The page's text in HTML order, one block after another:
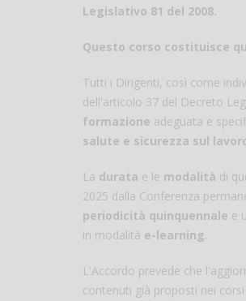
Legislativo 81 del 2008.
Questo corso costituisce
Tutti i Dirigenti, così come
dell'articolo 37 del Decreto
formazione adeguata e
salute e sicurezza sul
La durata e le modalità di
2025 dalla Conferenza
periodicità quinquennale e
in modalità e-learning.
L'Accordo prevede che
contenuti già proposti nei